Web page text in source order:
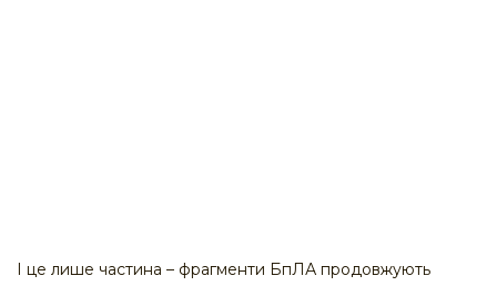
І це лише частина – фрагменти БпЛА продовжують